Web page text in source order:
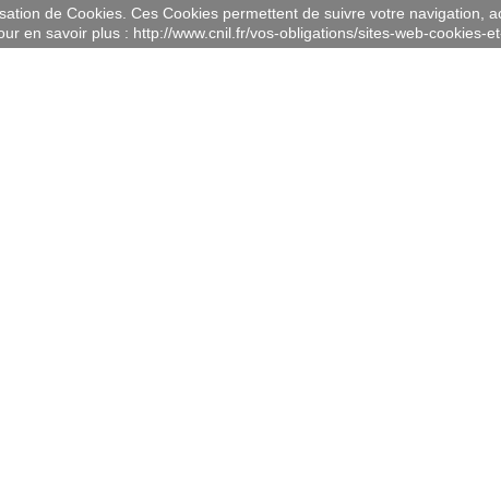
de Cookies. Ces Cookies permettent de suivre votre navigation,
en savoir plus : http://www.cnil.fr/vos-obligations/sites-web-cookies-